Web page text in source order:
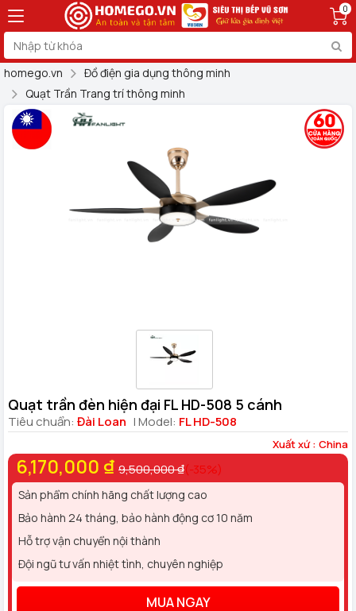
0
homego.vn
Đồ điện gia dụng thông minh
Quạt Trần Trang trí thông minh
Quạt trần đèn hiện đại FL HD-508 5 cánh
Tiêu chuẩn: Đài Loan | Model: FL HD-508
Xuất xứ : China
6,170,000 ₫ 9,500,000 ₫(-35%)
Sản phẩm chính hãng chất lượng cao
Bảo hành 24 tháng, bảo hành động cơ 10 năm
Hỗ trợ vận chuyển nội thành
Đội ngũ tư vấn nhiệt tình, chuyên nghiệp
MUA NGAY